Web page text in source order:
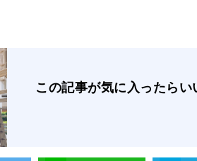
この記事が気に入ったらい